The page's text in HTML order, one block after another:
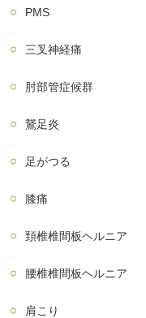
PMS
三叉神経痛
肘部管症候群
鵞足炎
足がつる
膝痛
頚椎椎間板ヘルニア
腰椎椎間板ヘルニア
肩こり